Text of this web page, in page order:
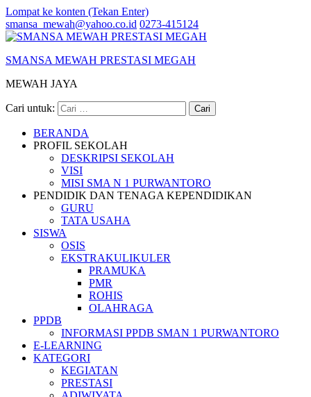
Lompat ke konten (Tekan Enter)
smansa_mewah@yahoo.co.id 0273-415124
SMANSA MEWAH PRESTASI MEGAH
MEWAH JAYA
Cari untuk:
BERANDA
PROFIL SEKOLAH
DESKRIPSI SEKOLAH
VISI
MISI SMA N 1 PURWANTORO
PENDIDIK DAN TENAGA KEPENDIDIKAN
GURU
TATA USAHA
SISWA
OSIS
EKSTRAKULIKULER
PRAMUKA
PMR
ROHIS
OLAHRAGA
PPDB
INFORMASI PPDB SMAN 1 PURWANTORO
E-LEARNING
KATEGORI
KEGIATAN
PRESTASI